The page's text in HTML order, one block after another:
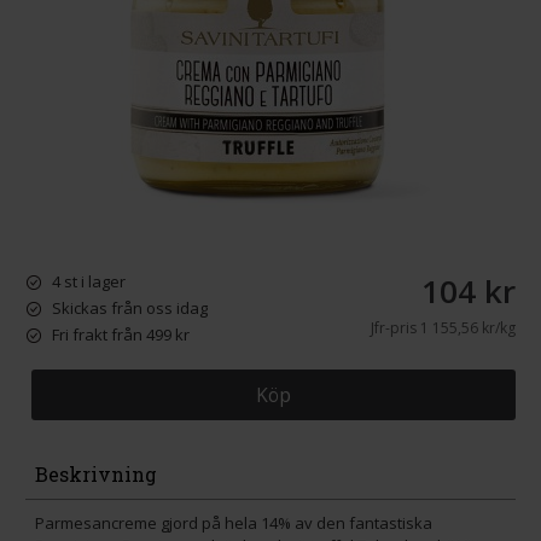
4 st i lager
Skickas från oss idag
Fri frakt från 499 kr
104 kr
Jfr-pris1 155,56 kr/kg
Köp
Beskrivning
Parmesancreme gjord på hela 14% av den fantastiska